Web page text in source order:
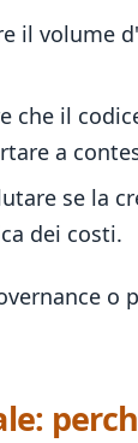
il volume
che il
a
se la
dei costi.
o